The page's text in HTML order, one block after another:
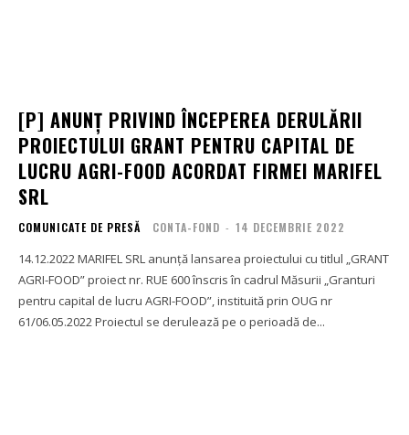
[P] ANUNȚ PRIVIND ÎNCEPEREA DERULĂRII
PROIECTULUI GRANT PENTRU CAPITAL DE
LUCRU AGRI-FOOD ACORDAT FIRMEI MARIFEL
SRL
COMUNICATE DE PRESĂ CONTA-FOND - 14 DECEMBRIE 2022
14.12.2022 MARIFEL SRL anunță lansarea proiectului cu titlul „GRANT
AGRI-FOOD” proiect nr. RUE 600 înscris în cadrul Măsurii „Granturi
pentru capital de lucru AGRI-FOOD”, instituită prin OUG nr
61/06.05.2022 Proiectul se derulează pe o perioadă de...